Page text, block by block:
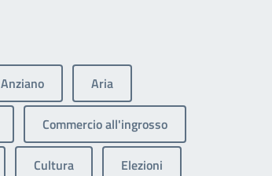
Anziano Aria
Commercio all'ingrosso
Cultura Elezioni